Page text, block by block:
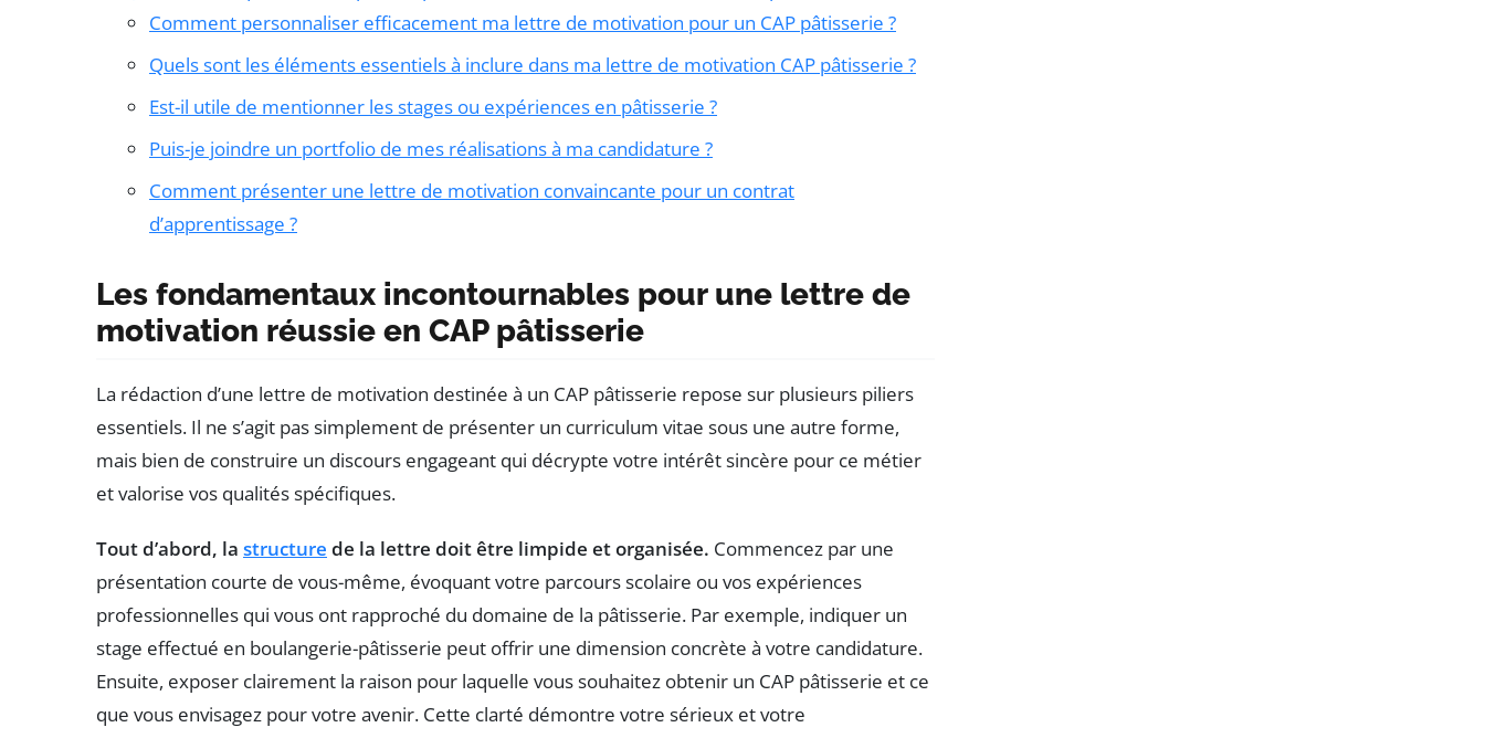
Comment personnaliser efficacement ma lettre de motivation pour un CAP pâtisserie ?
Quels sont les éléments essentiels à inclure dans ma lettre de motivation CAP pâtisserie ?
Est-il utile de mentionner les stages ou expériences en pâtisserie ?
Puis-je joindre un portfolio de mes réalisations à ma candidature ?
Comment présenter une lettre de motivation convaincante pour un contrat
d’apprentissage ?
Les fondamentaux incontournables pour une lettre de
motivation réussie en CAP pâtisserie
La rédaction d’une lettre de motivation destinée à un CAP pâtisserie repose sur plusieurs piliers
essentiels. Il ne s’agit pas simplement de présenter un curriculum vitae sous une autre forme,
mais bien de construire un discours engageant qui décrypte votre intérêt sincère pour ce métier
et valorise vos qualités spécifiques.
Tout d’abord, la structure de la lettre doit être limpide et organisée. Commencez par une
présentation courte de vous-même, évoquant votre parcours scolaire ou vos expériences
professionnelles qui vous ont rapproché du domaine de la pâtisserie. Par exemple, indiquer un
stage effectué en boulangerie-pâtisserie peut offrir une dimension concrète à votre candidature.
Ensuite, exposer clairement la raison pour laquelle vous souhaitez obtenir un CAP pâtisserie et ce
que vous envisagez pour votre avenir. Cette clarté démontre votre sérieux et votre